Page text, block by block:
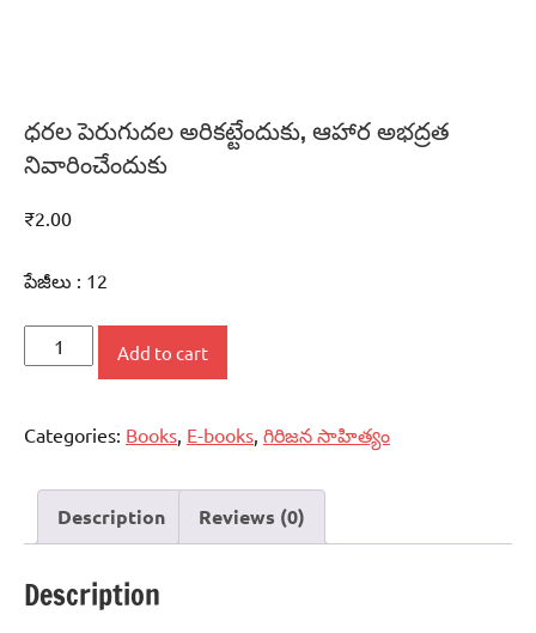
ధరల పెరుగుదల అరికట్టేందుకు, ఆహార అభద్రత
నివారించేందుకు
₹2.00
పేజీలు : 12
ధరల
పెరుగుదల
ఆహార
నివారించేందుకు
quantity
Add to cart
Categories: Books, E-books, గిరిజన సాహిత్యం
Description Reviews (0)
Description